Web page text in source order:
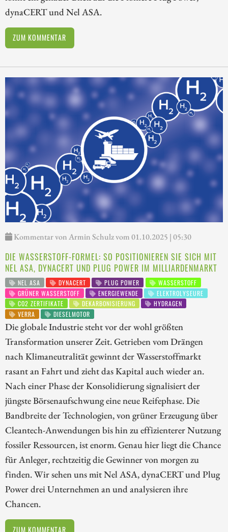
dynaCERT und Nel ASA.
ZUM KOMMENTAR
Kommentar von Armin Schulz vom 01.10.2025 | 05:30
DIE WASSERSTOFF-FORMEL: SO POSITIONIEREN SIE SICH MIT
NEL ASA, DYNACERT UND PLUG POWER IM MILLIARDENMARKT
NEL ASA DYNACERT PLUG POWER
WASSERSTOFF
GRÜNER WASSERSTOFF
ENERGIEWENDE
ELEKTROLYSEURE
CO2 ZERTIFIKATE
DEKARBONISIERUNG
HYDRAGEN
VERRA
DIESELMOTOR
Die globale Industrie steht vor der wohl größten
Transformation unserer Zeit. Getrieben vom Drängen
nach Klimaneutralität gewinnt der Wasserstoffmarkt
rasant an Fahrt und zieht das Kapital auch wieder an.
Nach einer Phase der Konsolidierung signalisiert der
jüngste Börsenaufschwung eine neue Reifephase. Die
Bandbreite der Technologien, von grüner Erzeugung über
Cleantech-Anwendungen bis hin zu effizienterer Nutzung
fossiler Ressourcen, ist enorm. Genau hier liegt die Chance
für Anleger, rechtzeitig die Gewinner von morgen zu
finden. Wir sehen uns mit Nel ASA, dynaCERT und Plug
Power drei Unternehmen an und analysieren ihre
Chancen.
ZUM KOMMENTAR